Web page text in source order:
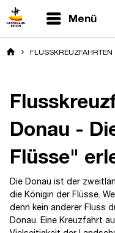
Menü
FLUSSKREUZFAHRTEN
Donau -
Flüsse"
Die Donau ist der
die Königin der Flüsse.
denn kein anderer Fluss
Donau. Eine Kreuzfahrt